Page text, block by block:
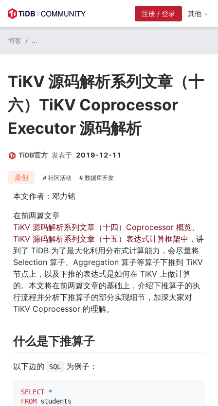
注册 / 登录 其他
博客 / ...
TiKV 源码解析系列文章（十
六）TiKV Coprocessor
Executor 源码解析
TiDB官方 发表于 2019-12-11
原创 社区活动 数据库开发
本文作者：邓力铭
在前两篇文章
TiKV 源码解析系列文章（十四）Coprocessor 概览、
TiKV 源码解析系列文章（十五）表达式计算框架中 ，讲
到了 TiDB 为了最大化利用分布式计算能力，会尽量将
Selection 算子、Aggregation 算子等算子下推到 TiKV
节点上，以及下推的表达式是如何在 TiKV 上做计算
的。本文将在前两篇文章的基础上，介绍下推算子的执
行流程并分析下推算子的部分实现细节，加深大家对
TiKV Coprocessor 的理解。
什么是下推算子
以下边的 SQL 为例子：
SELECT *
FROM